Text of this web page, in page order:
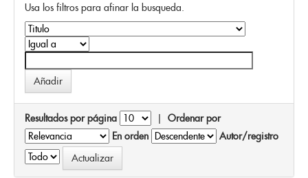
Usa los filtros para afinar la busqueda.
Resultados por página | Ordenar por
En orden
Autor/registro